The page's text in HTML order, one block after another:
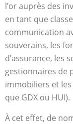
l’or auprès des
en tant que
communication
souverains, les
d’assurance, les
gestionnaires de
immobiliers et
que GDX ou HUI).
À cet effet, de